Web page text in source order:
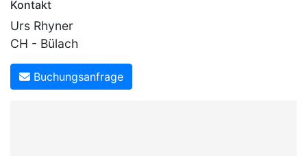
Kontakt
Urs Rhyner
CH - Bülach
Buchungsanfrage